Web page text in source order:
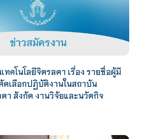
ทคโนโลยีจิตรลดา เรื่อง รายชื่อผู้มี
ดเลือกปฏิบัติงานในสถาบัน
ดา สังกัด งานวิจัยและนวัตกิจ